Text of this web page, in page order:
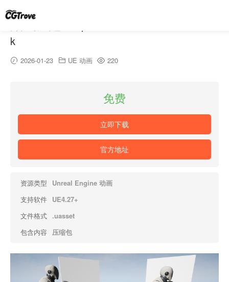
k
2026-01-23 UE 动画 220
免费
立即下载
官方地址
资源类型
Unreal Engine 动画
支持软件 UE4.27+
文件格式 .uasset
包含内容
压缩包